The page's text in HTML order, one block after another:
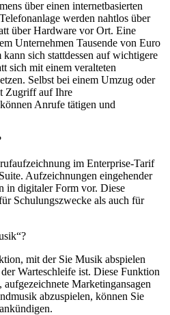
über einen internetbasierten
werden nahtlos über
über Hardware vor Ort. Eine
Unternehmen Tausende von Euro
sich stattdessen auf wichtigere
sich mit einem veralteten
Selbst bei einem Umzug oder
Zugriff auf Ihre
Anrufe tätigen und
im Enterprise-Tarif
Aufzeichnungen eingehender
in digitaler Form vor. Diese
Schulungszwecke als auch für
mit der Sie Musik abspielen
Warteschleife ist. Diese Funktion
Marketingansagen
abzuspielen, können Sie